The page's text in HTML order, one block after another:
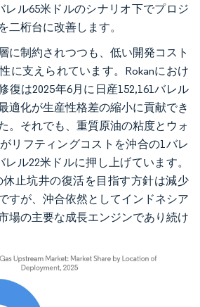
レル65米ドルのシナリオ下でプロジ
二桁台に改善します。
に制約されつつも、低い開発コスト
に支えられています。Rokanにおけ
復は2025年6月に日産152,161バレル
適化が生産性格差の縮小に貢献でき
。それでも、重質原油の粘度とウォ
リフティングコストを沖合の1バレ
ル22米ドルに押し上げています。
休止坑井の復活を目指す方針は減少
すが、沖合依然としてインドネシア
場の主要な成長エンジンであり続け